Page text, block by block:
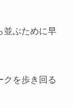
並ぶために早
クを歩き回る